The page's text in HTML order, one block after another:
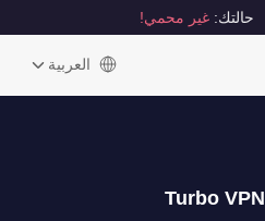
حالتك: غير محمي!
‫العربية
Turbo VPN